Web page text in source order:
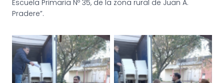
Escuela Primaria Nº 35, de la zona rural de Juan A.
Pradere”.